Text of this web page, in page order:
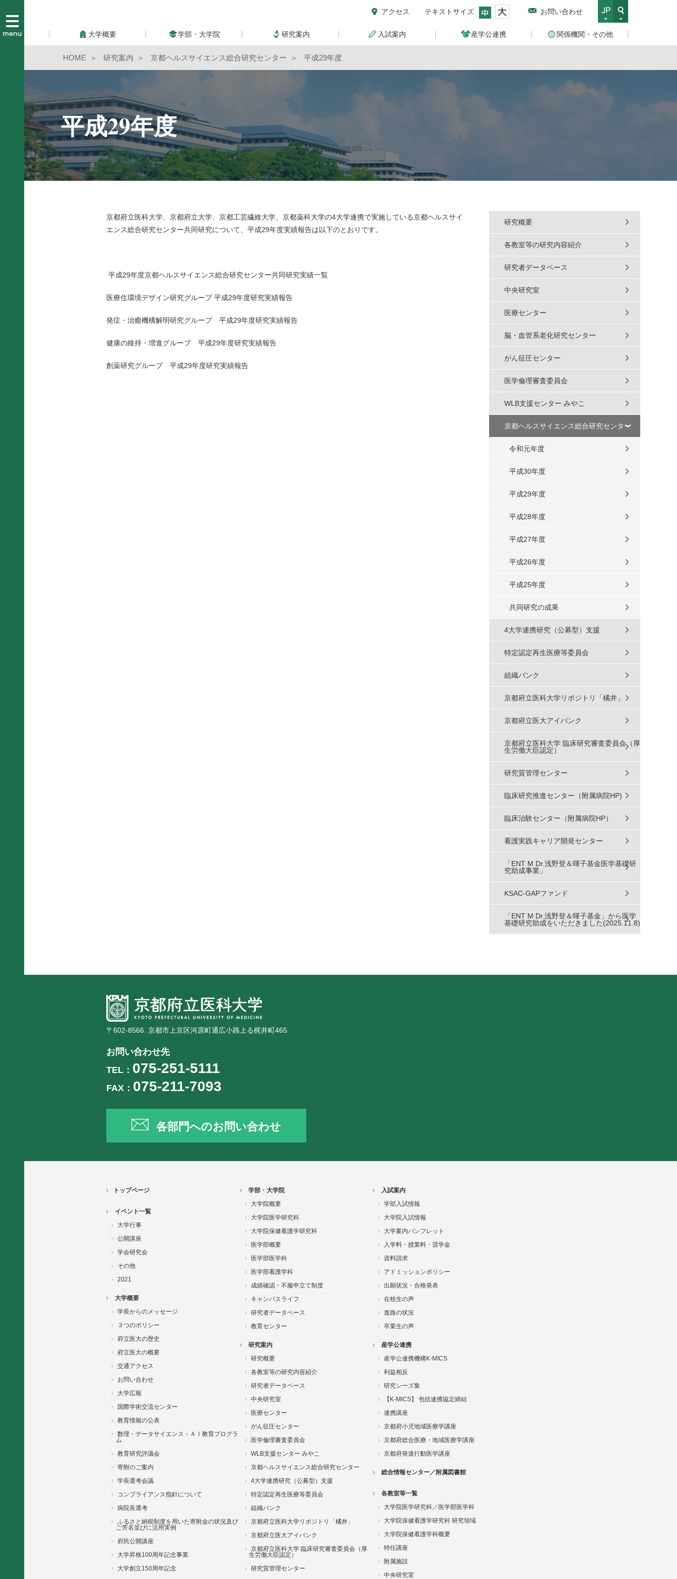
アクセス テキストサイズ お問い合わせ
大学概要 学部・大学院 研究案内 入試案内 産学公連携 関係機関・その他
HOME 研究案内 京都ヘルスサイエンス総合研究センター 平成29年度
平成29年度
京都府立医科大学、京都府立大学、京都工芸繊維大学、京都薬科大学の4大学連携で実施している京都ヘルスサイ
エンス総合研究センター共同研究について、平成29年度実績報告は以下のとおりです。
平成29年度京都ヘルスサイエンス総合研究センター共同研究実績一覧
医療住環境デザイン研究グループ 平成29年度研究実績報告
発症・治癒機構解明研究グループ 平成29年度研究実績報告
健康の維持・増進グループ 平成29年度研究実績報告
創薬研究グループ 平成29年度研究実績報告
研究概要
各教室等の研究内容紹介
研究者データベース
中央研究室
医療センター
脳・血管系老化研究センター
がん征圧センター
医学倫理審査委員会
WLB支援センター みやこ
京都ヘルスサイエンス総合研究センター
令和元年度
平成30年度
平成29年度
平成28年度
平成27年度
平成26年度
平成25年度
共同研究の成果
4大学連携研究（公募型）支援
特定認定再生医療等委員会
組織バンク
京都府立医科大学リポジトリ「橘井」
京都府立医大アイバンク
京都府立医科大学 臨床研究審査委員会（厚
生労働大臣認定）
研究質管理センター
臨床研究推進センター（附属病院HP)
臨床治験センター（附属病院HP）
看護実践キャリア開発センター
「ENT M Dr.浅野登＆暉子基金医学基礎研
究助成事業」
KSAC-GAPファンド
「ENT M Dr.浅野登＆暉子基金」から医学
基礎研究助成をいただきました(2025.11.8)
〒602-8566. 京都市上京区河原町通広小路上る梶井町465
お問い合わせ先
TEL： 075-251-5111
FAX： 075-211-7093
各部門へのお問い合わせ
トップページ
イベント一覧
大学行事
公開講座
学会研究会
その他
2021
大学概要
学長からのメッセージ
３つのポリシー
府立医大の歴史
府立医大の概要
交通アクセス
お問い合わせ
大学広報
国際学術交流センター
教育情報の公表
数理・データサイエンス・ＡＩ教育プログラ
ム
教育研究評議会
寄附のご案内
学長選考会議
コンプライアンス指針について
病院長選考
ふるさと納税制度を用いた寄附金の状況及び
ご芳名並びに活用実例
府民公開講座
大学昇格100周年記念事業
大学創立150周年記念
学部・大学院
大学院概要
大学院医学研究科
大学院保健看護学研究科
医学部概要
医学部医学科
医学部看護学科
成績確認・不服申立て制度
キャンパスライフ
研究者データベース
教育センター
研究案内
研究概要
各教室等の研究内容紹介
研究者データベース
中央研究室
医療センター
がん征圧センター
医学倫理審査委員会
WLB支援センター みやこ
京都ヘルスサイエンス総合研究センター
4大学連携研究（公募型）支援
特定認定再生医療等委員会
組織バンク
京都府立医科大学リポジトリ「橘井」
京都府立医大アイバンク
京都府立医科大学 臨床研究審査委員会（厚
生労働大臣認定）
研究質管理センター
入試案内
学部入試情報
大学院入試情報
大学案内パンフレット
入学料・授業料・奨学金
資料請求
アドミッションポリシー
出願状況・合格発表
在校生の声
進路の状況
卒業生の声
産学公連携
産学公連携機構K-MICS
利益相反
研究シーズ集
【K-MICS】 包括連携協定締結
連携講座
京都府小児地域医療学講座
京都府総合医療・地域医療学講座
京都府発達行動医学講座
総合情報センター／附属図書館
各教室等一覧
大学院医学研究科／医学部医学科
大学院保健看護学研究科 研究領域
大学院保健看護学科概要
特任講座
附属施設
中央研究室